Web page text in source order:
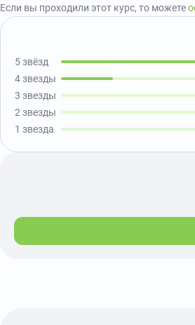
Если вы проходили этот курс, то можете
5 звёзд
4 звезды
3 звезды
2 звезды
1 звезда